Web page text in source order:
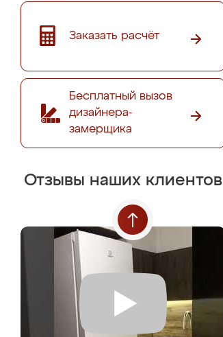
Заказать расчёт
Бесплатный вызов
дизайнера-
замерщика
Отзывы наших клиентов